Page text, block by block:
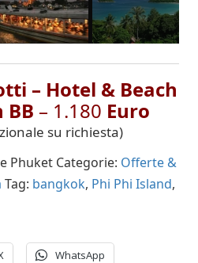
– Hotel & Beach
BB – 1.180 Euro
su richiesta)
Phuket Categorie: Offerte &
Tag: bangkok, Phi Phi Island,
WhatsApp